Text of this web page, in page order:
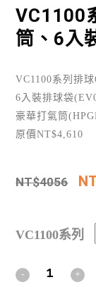
VC1100
筒、6入
VC1100系列排
6入裝排球袋
豪華打氣筒
原價NT$4,610
NT$4056
VC1100系列